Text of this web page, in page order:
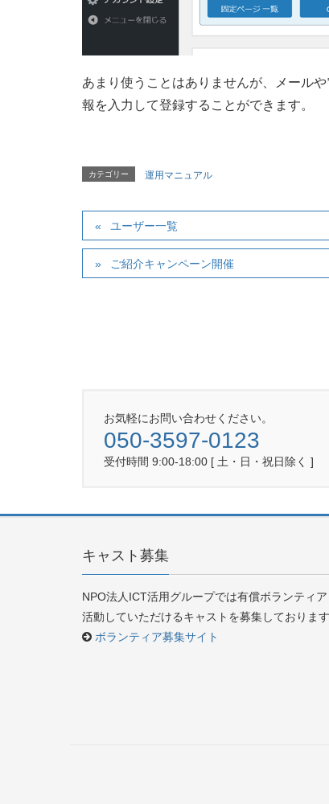
あまり使うことはありませんが、メール
報を入力して登録することができます。
カテゴリー 運用マニュアル
ユーザー一覧
ご紹介キャンペーン開催
お気軽にお問い合わせください。
050-3597-0123
受付時間 9:00-18:00 [ 土・日・祝日除く ]
キャスト募集
NPO法人ICT活用グループでは有償ボランティア
活動していただけるキャストを募集しております
ボランティア募集サイト